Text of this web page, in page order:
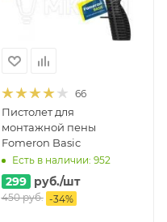
66
Пистолет для
монтажной пены
Fomeron Basic
Есть в наличии: 952
299 руб./шт
450руб. -34%